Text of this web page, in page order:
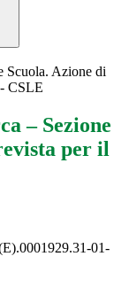
Scuola. Azione di
CSLE
– Sezione
per il
01-